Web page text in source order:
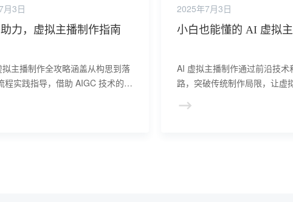
月3日
力，虚拟主播制作指南
主播制作全攻略涵盖从构思到落
程实践指导，借助 AIGC 技术的强
2025年7月3日
小白也能懂的 AI 虚拟
AI 虚拟主播制作通过前沿技术
路，突破传统制作局限，让虚